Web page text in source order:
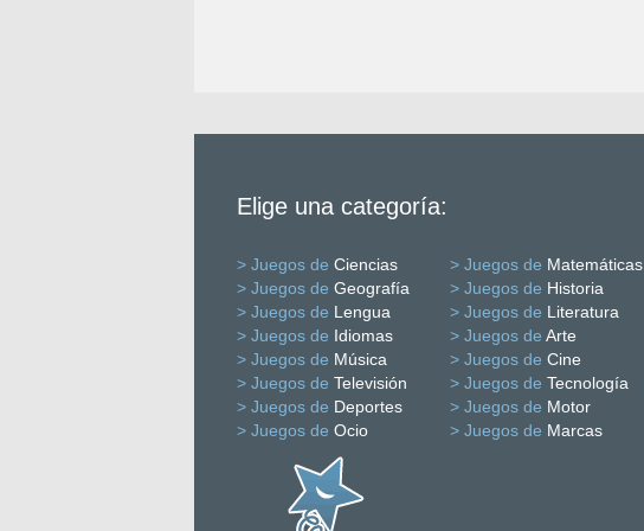
Elige una categoría:
> Juegos de Ciencias > Juegos de Matemáticas
> Juegos de Geografía > Juegos de Historia
> Juegos de Lengua > Juegos de Literatura
> Juegos de Idiomas > Juegos de Arte
> Juegos de Música > Juegos de Cine
> Juegos de Televisión > Juegos de Tecnología
> Juegos de Deportes > Juegos de Motor
> Juegos de Ocio > Juegos de Marcas